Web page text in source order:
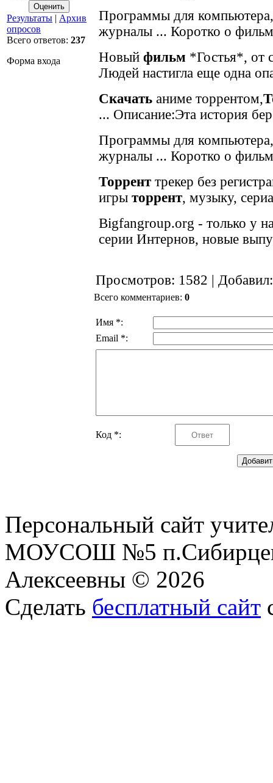
Результаты | Архив
опросов
Всего ответов: 237
Форма входа
Программы для
журналы ... Коротко о
Новый фильм *Гостья*, от
Людей настигла еще одна
Скачать аниме торрентом,
... Описание:Эта история
Программы для
журналы ... Коротко о
Торрент трекер без
игры торрент, музыку,
Bigfangroup.org - только у
серии Интернов, новые
Просмотров: 1582 | Добавил
Всего комментариев: 0
Имя *:
Email *:
Код *:
Персональный сайт
МОУСОШ №5
Алексеевны © 2026
Сделать бесплатный сайт